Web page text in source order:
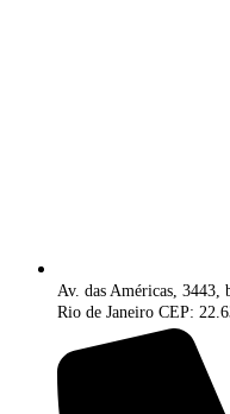
Av. das Américas, 3443,
Rio de Janeiro CEP: